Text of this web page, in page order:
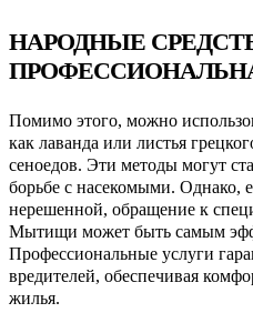
НАРОДНЫЕ
Помимо этого, можно
как лаванда или листья
сеноедов. Эти методы могут
борьбе с насекомыми. Однако,
нерешенной, обращение к
Мытищи может быть самым
Профессиональные услуги
вредителей, обеспечивая
жилья.